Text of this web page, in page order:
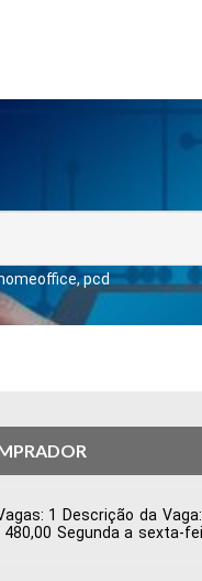
pcd
1 Descrição da
Segunda a sexta-